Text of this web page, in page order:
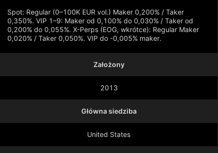
Spot: Regular (0–100K EUR vol.) Maker 0,200% / Taker
0,350%. VIP 1–9: Maker od 0,100% do 0,030% / Taker od
0,200% do 0,055%. X-Perps (EOG, wkrótce): Regular Maker
0,020% / Taker 0,050%. VIP do -0,005% maker.
Pokaż więcej
Założony
2013
Główna siedziba
United States